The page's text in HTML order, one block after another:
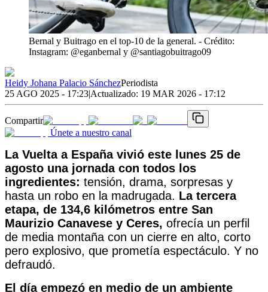
Bernal y Buitrago en el top-10 de la general. - Crédito:
Instagram: @eganbernal y @santiagobuitrago09
Heidy Johana Palacio SánchezPeriodista
25 AGO 2025 - 17:23|Actualizado: 19 MAR 2026 - 17:12
Compartir
Únete a nuestro canal
La Vuelta a España vivió este lunes 25 de
agosto una jornada con todos los
ingredientes: tensión, drama, sorpresas y
hasta un robo en la madrugada. La tercera
etapa, de 134,6 kilómetros entre San
Maurizio Canavese y Ceres, ofrecía un perfil
de media montaña con un cierre en alto, corto
pero explosivo, que prometía espectáculo. Y no
defraudó.
El día empezó en medio de un ambiente